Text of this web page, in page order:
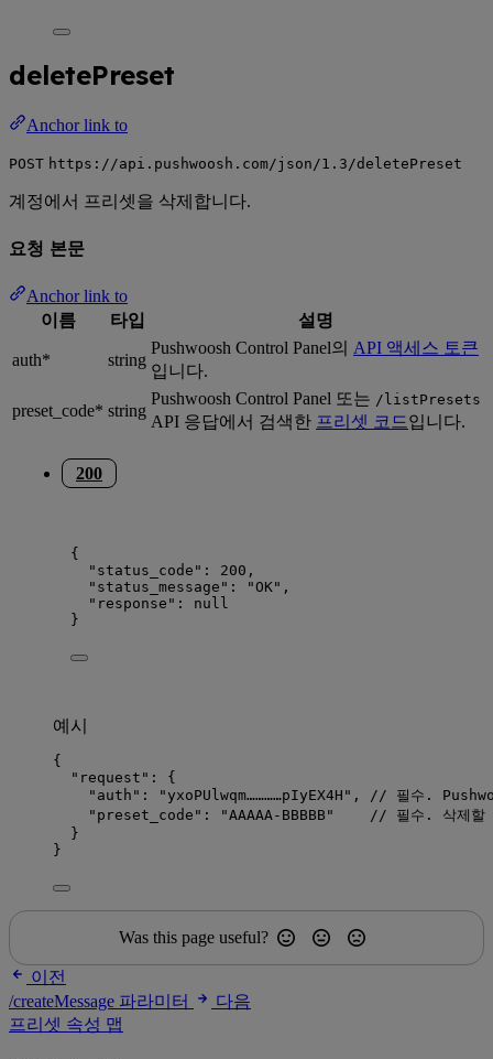
deletePreset
Anchor link to
POST https://api.pushwoosh.com/json/1.3/deletePreset
계정에서 프리셋을 삭제합니다.
요청 본문
Anchor link to
이름
타입 설명
auth* string
Pushwoosh Control Panel의 API 액세스 토큰
입니다.
preset_code* string
Pushwoosh Control Panel 또는 /listPresets
API 응답에서 검색한 프리셋 코드입니다.
200
{
"status_code" : 200 ,
"status_message" : "OK" ,
"response" : null
}
예시
{
"request" : {
"auth" : " yxoPUlwqm…………pIyEX4H " , // 필수.
"preset_code" : "AAAAA-BBBBB "
// 필수. 삭제할
}
}
Was this page useful?
이전
/createMessage 파라미터
다음
프리셋 속성 맵